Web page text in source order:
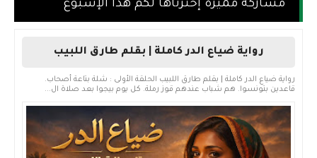
مشاركة مميزة إخترناها لكم هذا الإسبوع
رواية ضياع الدر كاملة | بقلم طارق اللبيب
رواية ضياع الدر كاملة | بقلم طارق اللبيب الحلقة الأولى : شلة بتاعة أصحاب.
قاعدين بتونسوا. هم شباب عندهم قوز رملة. كل يوم بيجوا بعد صلاة ال...